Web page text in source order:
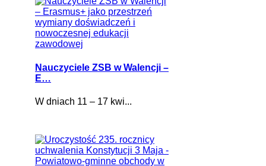
Nauczyciele ZSB w Walencji –
E…
W dniach 11 – 17 kwi...